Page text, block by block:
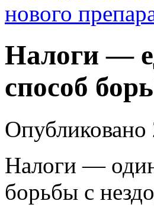
нового
Налоги —
способ
Опубликовано
Налоги —
борьбы с